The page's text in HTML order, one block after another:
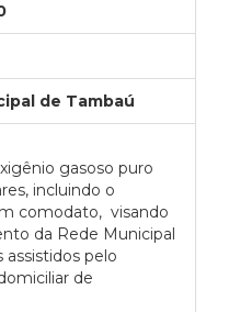
de Tambaú
gasoso puro
incluindo o
comodato, visando
da Rede Municipal
assistidos pelo
de